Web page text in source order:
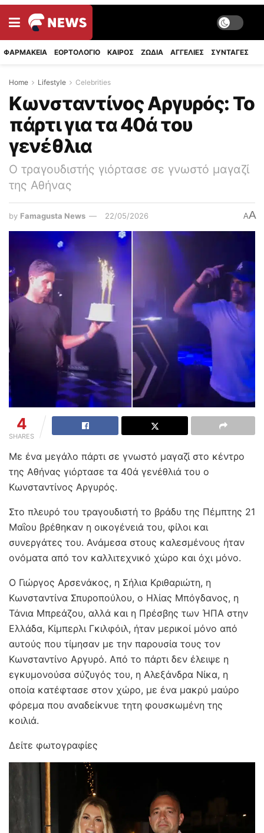
ΦΑΡΜΑΚΕΙΑ ΕΟΡΤΟΛΟΓΙΟ ΚΑΙΡΟΣ ΖΩΔΙΑ ΑΓΓΕΛΙΕΣ ΣΥΝΤΑΓΈΣ
Home Lifestyle Celebrities
Κωνσταντίνος Αργυρός: Το
πάρτι για τα 40ά του
γενέθλια
Ο τραγουδιστής γιόρτασε σε γνωστό μαγαζί
της Αθήνας
by Famagusta News 22/05/2026 AA
4
SHARES
Με ένα μεγάλο πάρτι σε γνωστό μαγαζί στο κέντρο
της Αθήνας γιόρτασε τα 40ά γενέθλιά του ο
Κωνσταντίνος Αργυρός.
Στο πλευρό του τραγουδιστή το βράδυ της Πέμπτης 21
Μαΐου βρέθηκαν η οικογένειά του, φίλοι και
συνεργάτες του. Ανάμεσα στους καλεσμένους ήταν
ονόματα από τον καλλιτεχνικό χώρο και όχι μόνο.
Ο Γιώργος Αρσενάκος, η Σήλια Κριθαριώτη, η
Κωνσταντίνα Σπυροπούλου, ο Ηλίας Μπόγδανος, η
Τάνια Μπρεάζου, αλλά και η Πρέσβης των ΉΠΑ στην
Ελλάδα, Κίμπερλι Γκιλφόιλ, ήταν μερικοί μόνο από
αυτούς που τίμησαν με την παρουσία τους τον
Κωνσταντίνο Αργυρό. Από το πάρτι δεν έλειψε η
εγκυμονούσα σύζυγός του, η Αλεξάνδρα Νίκα, η
οποία κατέφτασε στον χώρο, με ένα μακρύ μαύρο
φόρεμα που αναδείκνυε τητη φουσκωμένη της
κοιλιά.
Δείτε φωτογραφίες